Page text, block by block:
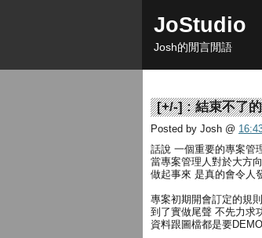
JoStudio
Josh的閒言閒語
[+/-] :結束不了
Posted by Josh @
話說 一個重要的專案管
當專案管理人對於大方
做起事來 是真的會令人
專案初期開會訂定的規
到了實做尾聲 不先力求
資料跟圖檔都是要